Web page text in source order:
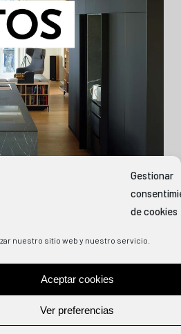
Gestionar
de cookies
nuestro sitio web y nuestro servicio.
Aceptar cookies
Ver preferencias
INDOSMEDIA.